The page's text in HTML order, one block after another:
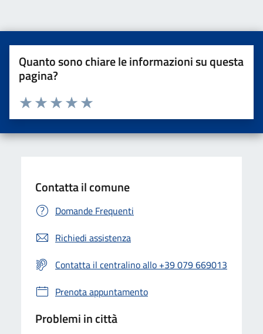
Quanto sono chiare le informazioni su questa
pagina?
Valuta da 1 a 5 stelle la pagina
Valuta 5 stelle su 5
Valuta 4 stelle su 5
Valuta 3 stelle su 5
Valuta 2 stelle su 5
Valuta una stella su 5
Contatta il comune
Domande Frequenti
Richiedi assistenza
Contatta il centralino allo +39 079 669013
Prenota appuntamento
Problemi in città